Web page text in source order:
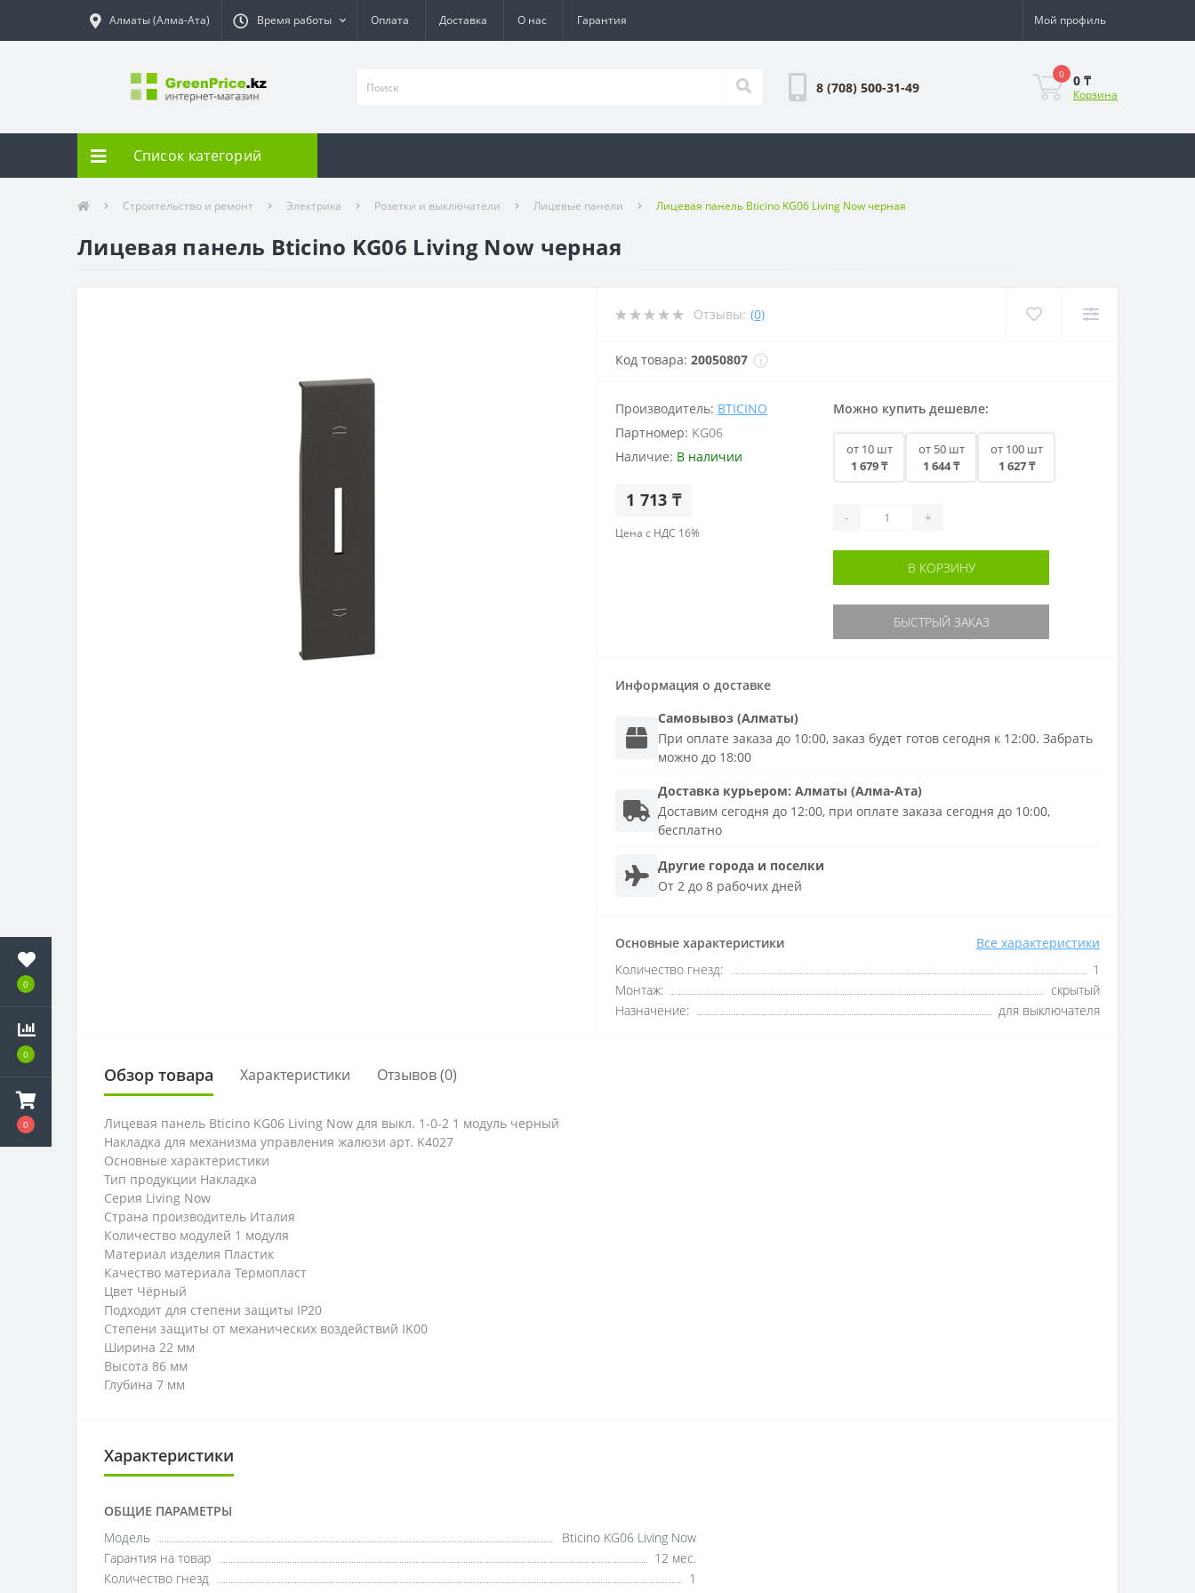
0
0
0
Алматы (Алма-Ата) Время работы Оплата Доставка О нас Гарантия Мой профиль
8 (708) 500-31-49
0 0 ₸
Корзина
Список категорий
Строительство и ремонт Электрика Розетки и выключатели Лицевые панели Лицевая панель Bticino KG06 Living Now черная
Лицевая панель Bticino KG06 Living Now черная
Отзывы: (0)
Код товара: 20050807
Производитель: BTICINO
Партномер: KG06
Наличие: В наличии
1 713 ₸
Цена с НДС 16%
Можно купить дешевле:
от 10 шт
1 679 ₸
от 50 шт
1 644 ₸
от 100 шт
1 627 ₸
- +
В КОРЗИНУ
БЫСТРЫЙ ЗАКАЗ
Информация о доставке
Самовывоз (Алматы)
При оплате заказа до 10:00, заказ будет готов сегодня к 12:00. Забрать
можно до 18:00
Доставка курьером: Алматы (Алма-Ата)
Доставим сегодня до 12:00, при оплате заказа сегодня до 10:00,
бесплатно
Другие города и поселки
От 2 до 8 рабочих дней
Основные характеристики Все характеристики
Количество гнезд:
1
Монтаж:
скрытый
Назначение:
для выключателя
Обзор товара Характеристики Отзывов (0)
Лицевая панель Bticino KG06 Living Now для выкл. 1-0-2 1 модуль черный
Накладка для механизма управления жалюзи арт. K4027
Основные характеристики
Тип продукции Накладка
Серия Living Now
Страна производитель Италия
Количество модулей 1 модуля
Материал изделия Пластик
Качество материала Термопласт
Цвет Чёрный
Подходит для степени защиты IP20
Степени защиты от механических воздействий IK00
Ширина 22 мм
Высота 86 мм
Глубина 7 мм
Характеристики
ОБЩИЕ ПАРАМЕТРЫ
Модель
Bticino KG06 Living Now
Гарантия на товар
12 мес.
Количество гнезд
1